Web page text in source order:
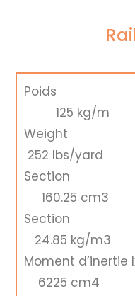
125 kg/m
252 lbs/yard
160.25 cm3
24.85 kg/m3
6225 cm4